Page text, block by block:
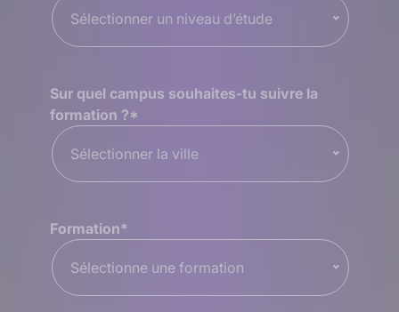
Sélectionner un niveau d’étude
Sur quel campus souhaites-tu suivre la
formation ?*
Sélectionner la ville
Formation*
Sélectionne une formation